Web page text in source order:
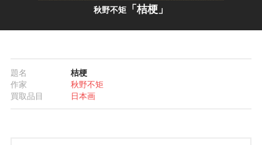
秋野不矩 「桔梗」
題名
桔梗
作家
秋野不矩
買取品目
日本画